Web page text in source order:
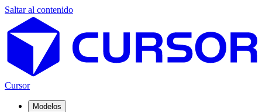
Saltar al contenido
Cursor
Modelos